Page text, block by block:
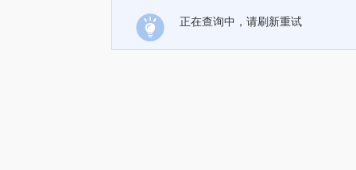
正在查询中，请刷新重试